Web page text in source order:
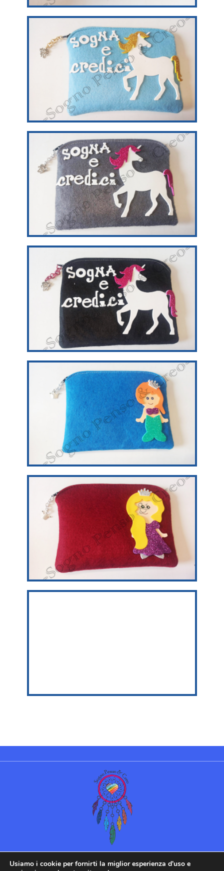
©Sogno Penso & Creo 2022 |
Usiamo i cookie per fornirti la miglior esperienza d'uso e